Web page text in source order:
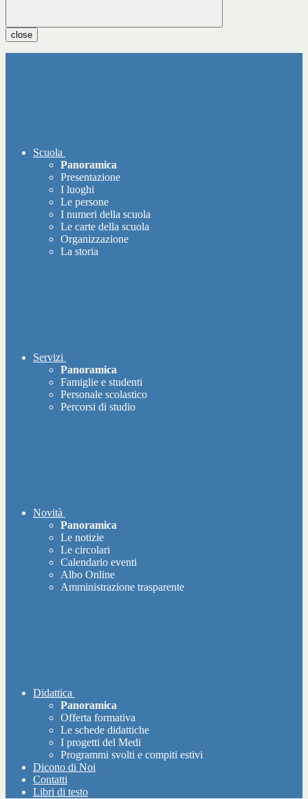
close
Scuola
Panoramica
Presentazione
I luoghi
Le persone
I numeri della scuola
Le carte della scuola
Organizzazione
La storia
Servizi
Panoramica
Famiglie e studenti
Personale scolastico
Percorsi di studio
Novità
Panoramica
Le notizie
Le circolari
Calendario eventi
Albo Online
Amministrazione trasparente
Didattica
Panoramica
Offerta formativa
Le schede didattiche
I progetti del Medi
Programmi svolti e compiti estivi
Dicono di Noi
Contatti
Libri di testo